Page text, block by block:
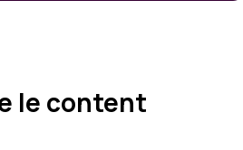
le content